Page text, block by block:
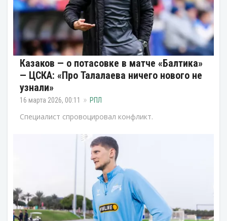
Казаков — о потасовке в матче «Балтика»
— ЦСКА: «Про Талалаева ничего нового не
узнали»
16 марта 2026, 00:11 РПЛ
Специалист спровоцировал конфликт.